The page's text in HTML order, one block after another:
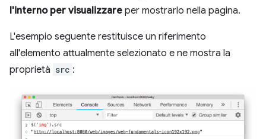
l'interno per visualizzare per mostrarlo nella pagina.
L'esempio seguente restituisce un riferimento
all'elemento attualmente selezionato e ne mostra la
proprietà src :